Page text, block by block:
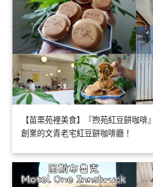
【苗栗苑裡美食】『煦苑紅豆餅咖
創業的文青老宅紅豆餅咖啡廳！